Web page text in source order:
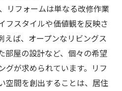
リフォームは単なる改修作業
フスタイルや価値観を反映さ
えば、オープンなリビングス
部屋の設計など、個々の希望
グが求められています。リフ
空間を創出することは、居住